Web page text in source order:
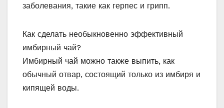
заболевания, такие как герпес и грипп.
Как сделать необыкновенно эффективный
имбирный чай?
Имбирный чай можно также выпить, как
обычный отвар, состоящий только из имбиря и
кипящей воды.